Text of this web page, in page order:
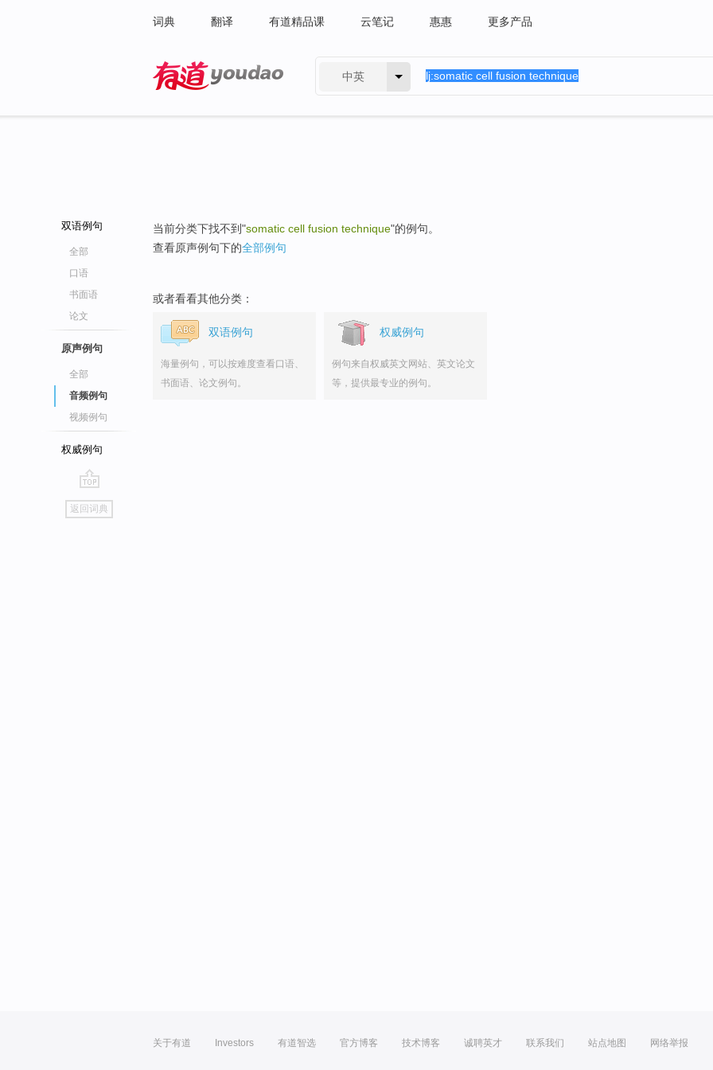
词典 翻译 有道精品课 云笔记 惠惠 更多产品
中英
双语例句
全部
口语
书面语
论文
原声例句
全部
音频例句
视频例句
权威例句
go
top
返回词典
当前分类下找不到"somatic cell fusion technique"的例句。
查看原声例句下的全部例句
或者看看其他分类：
双语例句
海量例句，可以按难度查看口语、
书面语、论文例句。
权威例句
例句来自权威英文网站、英文论文
等，提供最专业的例句。
关于有道 Investors 有道智选 官方博客 技术博客 诚聘英才 联系我们 站点地图 网络举报